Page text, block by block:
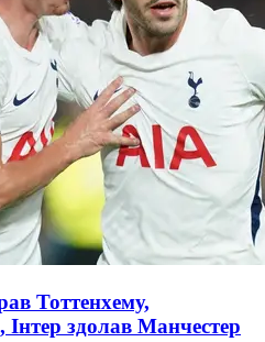
Тоттенхему,
здолав Манчестер